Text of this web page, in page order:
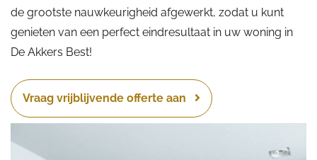
de grootste nauwkeurigheid afgewerkt, zodat u kunt
genieten van een perfect eindresultaat in uw woning in
De Akkers Best!
Vraag vrijblijvende offerte aan